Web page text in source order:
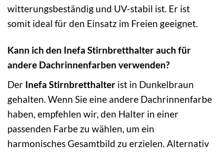
witterungsbeständig und UV-stabil ist. Er ist
somit ideal für den Einsatz im Freien geeignet.
Kann ich den Inefa Stirnbretthalter auch für
andere Dachrinnenfarben verwenden?
Der Inefa Stirnbretthalter ist in Dunkelbraun
gehalten. Wenn Sie eine andere Dachrinnenfarbe
haben, empfehlen wir, den Halter in einer
passenden Farbe zu wählen, um ein
harmonisches Gesamtbild zu erzielen. Alternativ